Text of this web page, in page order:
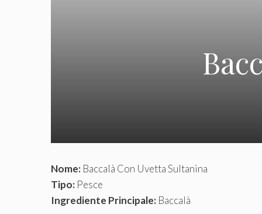
Nome: Baccalà Con Uvetta Sultanina
Tipo: Pesce
Ingrediente Principale: Baccalà